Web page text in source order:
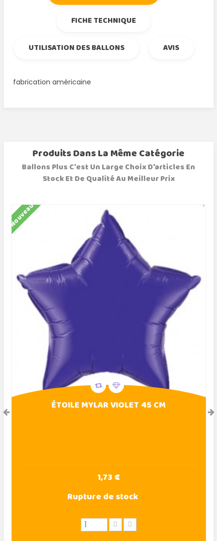
FICHE TECHNIQUE
UTILISATION DES BALLONS
AVIS
fabrication américaine
Produits Dans La Même Catégorie
Ballons Plus C'est Un Large Choix D'articles En
Stock Et De Qualité Au Meilleur Prix
Nouveau
ÉTOILE MYLAR VIOLET 45 CM
1,73 €
Rupture de stock